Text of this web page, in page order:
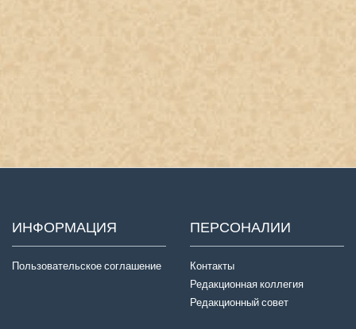
ИНФОРМАЦИЯ
Пользовательское соглашение
ПЕРСОНАЛИИ
Контакты
Редакционная коллегия
Редакционный совет